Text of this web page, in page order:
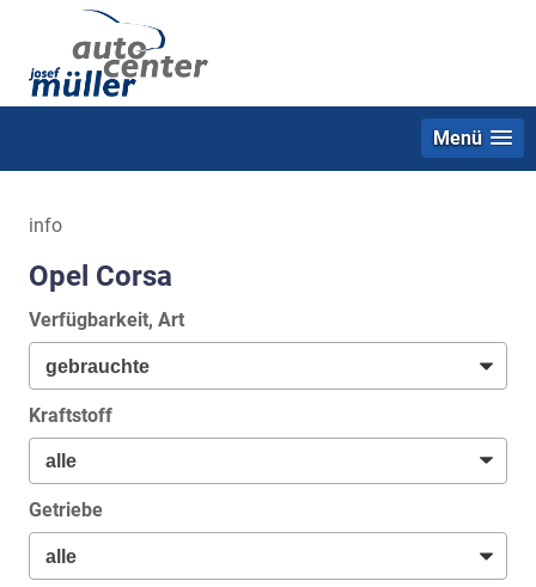
Menü
info
Opel Corsa
Verfügbarkeit, Art
Kraftstoff
Getriebe